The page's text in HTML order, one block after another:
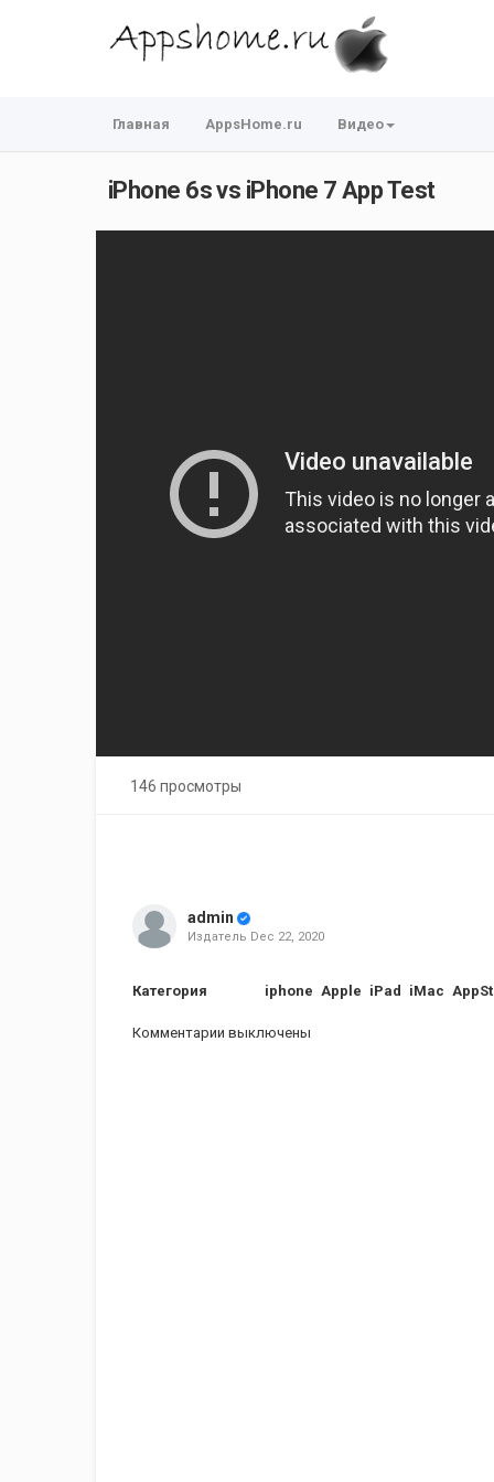
Главная AppsHome.ru Видео
iPhone 6s vs iPhone 7 App Test
146 просмотры
admin
Издатель Dec 22, 2020
Категория iphone Apple iPad iMac
Комментарии выключены